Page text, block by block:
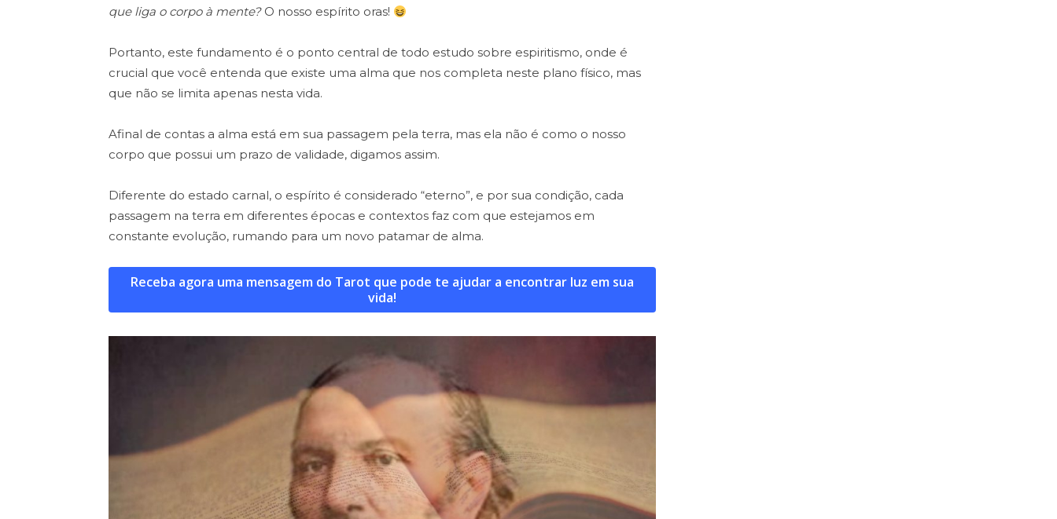
que liga o corpo à mente? O nosso espírito oras!
Portanto, este fundamento é o ponto central de todo estudo sobre espiritismo, onde é
crucial que você entenda que existe uma alma que nos completa neste plano físico, mas
que não se limita apenas nesta vida.
Afinal de contas a alma está em sua passagem pela terra, mas ela não é como o nosso
corpo que possui um prazo de validade, digamos assim.
Diferente do estado carnal, o espírito é considerado “eterno”, e por sua condição, cada
passagem na terra em diferentes épocas e contextos faz com que estejamos em
constante evolução, rumando para um novo patamar de alma.
Receba agora uma mensagem do Tarot que pode te ajudar a encontrar luz em sua
vida!